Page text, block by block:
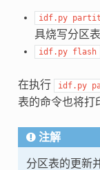
idf.py
具烧写分区表
idf.py flash
在执行 idf.py
表的命令也将打
注解
分区表的更新